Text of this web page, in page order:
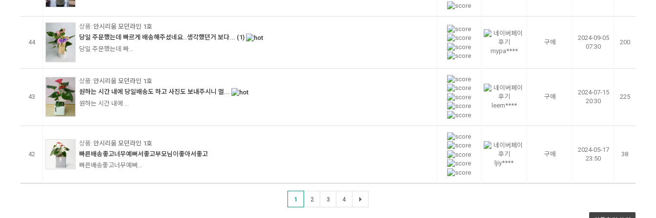
44
안시리움 모던라인 1호
당일 주문했는데 빠르게 배송해주셨네요..생각했던거 보다... (1)
당일 주문했는데 빠...
mypa****
구매
2024-09-05
07:30
200
43
안시리움 모던라인 1호
원하는 시간 내에 당일배송도 하고 사진도 보내주시니 멀...
원하는 시간 내에 ...
leem****
구매
2024-07-15
20:30
225
42
안시리움 모던라인 1호
빠른배송좋고너무예뻐서좋고부모님이좋아서좋고
빠른배송좋고너무예뻐...
ljiy****
구매
2024-05-17
23:50
38
1 2 3 4